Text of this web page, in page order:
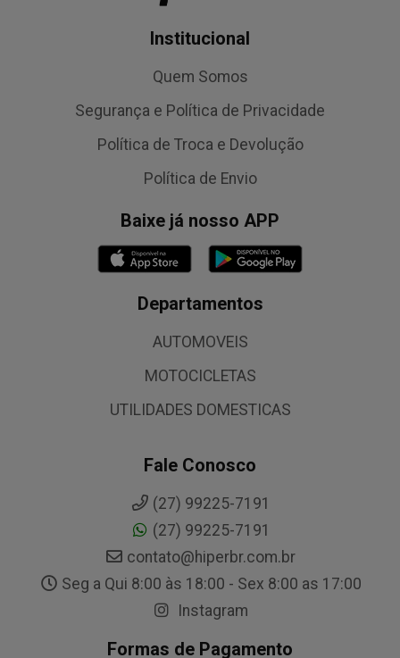
Institucional
Quem Somos
Segurança e Política de Privacidade
Política de Troca e Devolução
Política de Envio
Baixe já nosso APP
Departamentos
AUTOMOVEIS
MOTOCICLETAS
UTILIDADES DOMESTICAS
Fale Conosco
(27) 99225-7191
(27) 99225-7191
contato@hiperbr.com.br
Seg a Qui 8:00 às 18:00 - Sex 8:00 as 17:00
Instagram
Formas de Pagamento